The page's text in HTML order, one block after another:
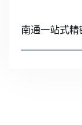
南通一站式